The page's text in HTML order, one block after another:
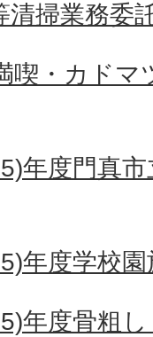
清掃業務委
喫・カドマ
年度門真
年度学校
年度骨粗